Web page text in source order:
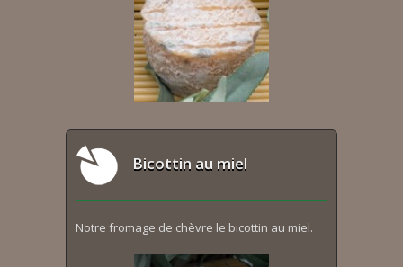
Bicottin au miel
Notre fromage de chèvre le bicottin au miel.